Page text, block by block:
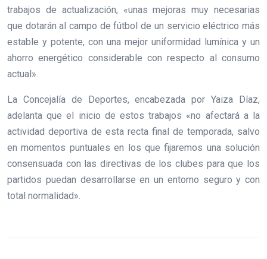
trabajos de actualización, «unas mejoras muy necesarias
que dotarán al campo de fútbol de un servicio eléctrico más
estable y potente, con una mejor uniformidad lumínica y un
ahorro energético considerable con respecto al consumo
actual».
La Concejalía de Deportes, encabezada por Yaiza Díaz,
adelanta que el inicio de estos trabajos «no afectará a la
actividad deportiva de esta recta final de temporada, salvo
en momentos puntuales en los que fijaremos una solución
consensuada con las directivas de los clubes para que los
partidos puedan desarrollarse en un entorno seguro y con
total normalidad».